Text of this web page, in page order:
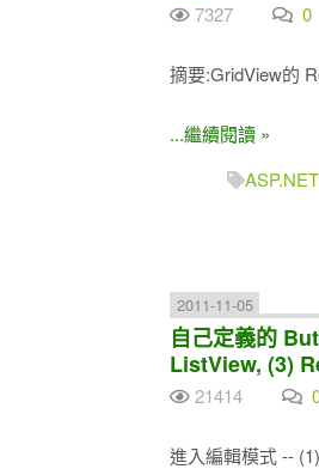
7327 0
摘要:GridView的
...繼續閱讀 »
ASP.NET
2011-11-05
自己定義的
ListView, (3)
21414
進入編輯模式 --